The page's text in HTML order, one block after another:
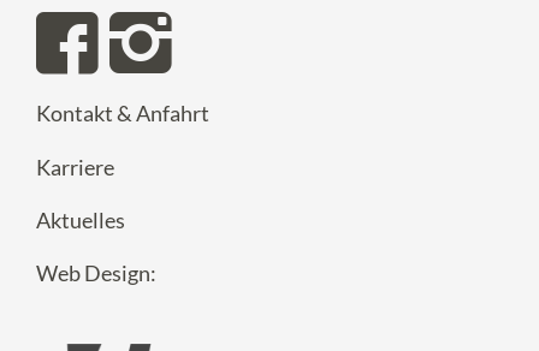
Kontakt & Anfahrt
Karriere
Aktuelles
Web Design: